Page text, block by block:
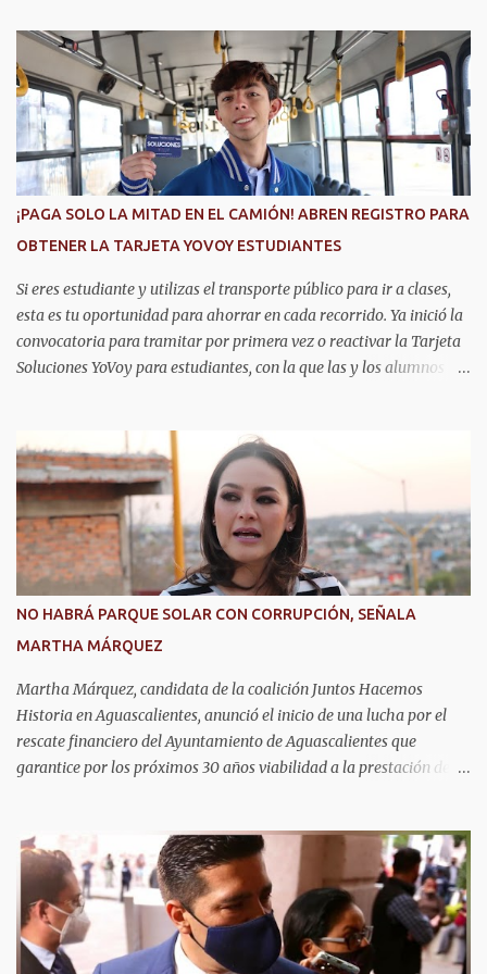
r
i
o
s
¡PAGA SOLO LA MITAD EN EL CAMIÓN! ABREN REGISTRO PARA
OBTENER LA TARJETA YOVOY ESTUDIANTES
Si eres estudiante y utilizas el transporte público para ir a clases,
esta es tu oportunidad para ahorrar en cada recorrido. Ya inició la
convocatoria para tramitar por primera vez o reactivar la Tarjeta
Soluciones YoVoy para estudiantes, con la que las y los alumnos
secundaria, bachillerato y universidad en Aguascalientes, quienes
pueden utilizar este descuento durante todo el año, lo cual
representa un importante apoyo para la economía de las familias.
La convocatoria permanecerá abierta durante los meses de agosto,
septiembre y octubre. El trámite se realiza de manera presencial
en las oficinas de la Agencia de Movilidad del Estado de
Aguascalientes (Amovea), ubicadas en el Complejo Tres Centurias,
de lunes a viernes, en un horario de 8:00 a 15:00 horas. Para
realizar el trámite por primera vez se debe presentar acta de
nacimiento, CURP, identificación oficial...
NO HABRÁ PARQUE SOLAR CON CORRUPCIÓN, SEÑALA
MARTHA MÁRQUEZ
Martha Márquez, candidata de la coalición Juntos Hacemos
Historia en Aguascalientes, anunció el inicio de una lucha por el
rescate financiero del Ayuntamiento de Aguascalientes que
garantice por los próximos 30 años viabilidad a la prestación de
necesarias para la cancelación del proyecto de parque solar, como
se anunció en Baja California días atrás con la misma empresa que
se tiene el convenio en Aguascalientes. La candidata del Partido del
Trabajo y Partido Verde manifestó que analizará las estrategias
legales para frenar el endeudamiento con los recursos del